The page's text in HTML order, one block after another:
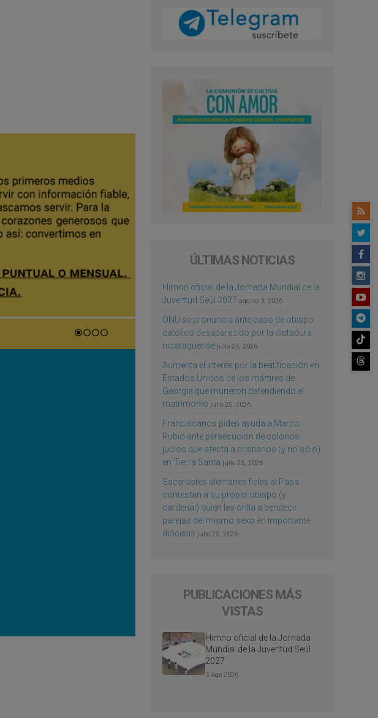
ÚLTIMAS NOTICIAS
Himno oficial de la Jornada Mundial de la
Juventud Seúl 2027 agosto 3, 2026
ONU se pronuncia ante caso de obispo
católico desaparecido por la dictadura
nicaragüense julio 25, 2026
Aumenta el interés por la beatificación en
Estados Unidos de los mártires de
Georgia que murieron defendiendo el
matrimonio julio 25, 2026
Franciscanos piden ayuda a Marco
Rubio ante persecución de colonos
judíos que afecta a cristianos (y no sólo)
en Tierra Santa julio 25, 2026
Sacerdotes alemanes fieles al Papa
contestan a su propio obispo (y
cardenal) quien les orilla a bendecir
parejas del mismo sexo en importante
diócesis julio 25, 2026
PUBLICACIONES MÁS
VISTAS
Himno oficial de la Jornada
Mundial de la Juventud Seúl
2027
3 Ago 2026